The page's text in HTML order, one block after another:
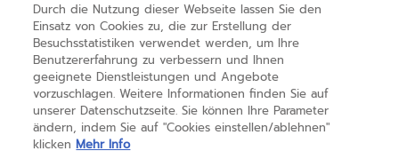
HILFE
ÜBER UNS
Durch die Nutzung dieser Webseite lassen Sie den
Einsatz von Cookies zu, die zur Erstellung der
Besuchsstatistiken verwendet werden, um Ihre
Benutzererfahrung zu verbessern und Ihnen
geeignete Dienstleistungen und Angebote
vorzuschlagen. Weitere Informationen finden Sie auf
unserer Datenschutzseite. Sie können Ihre Parameter
ändern, indem Sie auf "Cookies einstellen/ablehnen"
klicken Mehr Info